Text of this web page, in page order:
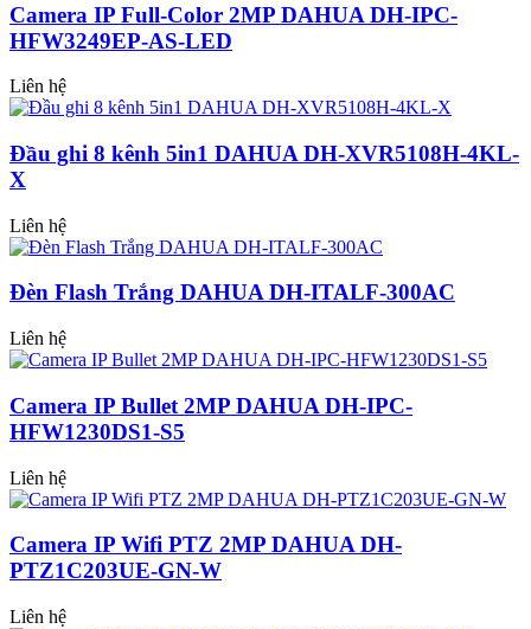
Camera IP Full-Color 2MP DAHUA DH-IPC-
HFW3249EP-AS-LED
Liên hệ
Đầu ghi 8 kênh 5in1 DAHUA DH-XVR5108H-4KL-
X
Liên hệ
Đèn Flash Trắng DAHUA DH-ITALF-300AC
Liên hệ
Camera IP Bullet 2MP DAHUA DH-IPC-
HFW1230DS1-S5
Liên hệ
Camera IP Wifi PTZ 2MP DAHUA DH-
PTZ1C203UE-GN-W
Liên hệ